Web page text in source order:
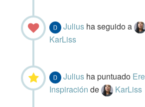
Julius ha seguido a
KarLiss
Julius ha puntuado
Inspiraciónde KarLiss